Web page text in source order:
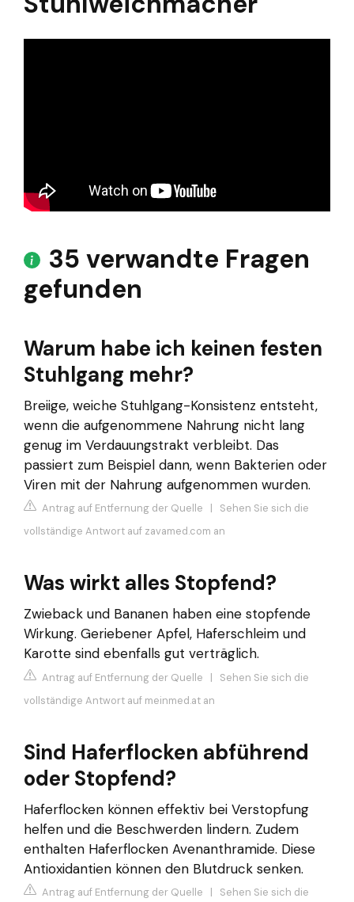
35 verwandte Fragen
gefunden
Warum habe ich keinen festen
Stuhlgang mehr?
Breiige, weiche Stuhlgang-Konsistenz entsteht,
wenn die aufgenommene Nahrung nicht lang
genug im Verdauungstrakt verbleibt. Das
passiert zum Beispiel dann, wenn Bakterien oder
Viren mit der Nahrung aufgenommen wurden.
Antrag auf Entfernung der Quelle | Sehen Sie sich die
vollständige Antwort auf zavamed.com an
Was wirkt alles Stopfend?
Zwieback und Bananen haben eine stopfende
Wirkung. Geriebener Apfel, Haferschleim und
Karotte sind ebenfalls gut verträglich.
Antrag auf Entfernung der Quelle | Sehen Sie sich die
vollständige Antwort auf meinmed.at an
Sind Haferflocken abführend
oder Stopfend?
Haferflocken können effektiv bei Verstopfung
helfen und die Beschwerden lindern. Zudem
enthalten Haferflocken Avenanthramide. Diese
Antioxidantien können den Blutdruck senken.
Antrag auf Entfernung der Quelle | Sehen Sie sich die